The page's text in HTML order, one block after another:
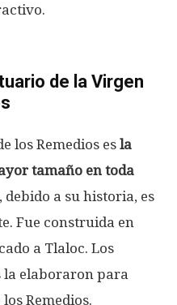
de la Virgen
los Remedios es la
tamaño en toda
debido a su historia, es
Fue construida en
a Tlaloc. Los
la elaboraron para
Remedios.